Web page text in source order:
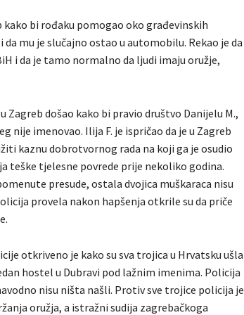
kako bi rođaku pomogao oko građevinskih
mu je slučajno ostao u automobilu. Rekao je da
i da je tamo normalno da ljudi imaju oružje,
Zagreb došao kako bi pravio društvo Danijelu M.,
nije imenovao. Ilija F. je ispričao da je u Zagreb
kaznu dobrotvornog rada na koji ga je osudio
teške tjelesne povrede prije nekoliko godina.
presude, ostala dvojica muškaraca nisu
provela nakon hapšenja otkrile su da priče
otkriveno je kako su sva trojica u Hrvatsku ušla
hostel u Dubravi pod lažnim imenima. Policija
nisu ništa našli. Protiv sve trojice policija je
oružja, a istražni sudija zagrebačkoga